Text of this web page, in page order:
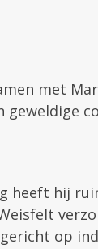
met
heeft hij
op